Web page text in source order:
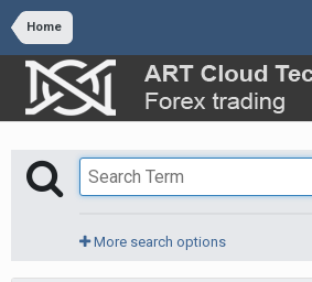
Home
More search options